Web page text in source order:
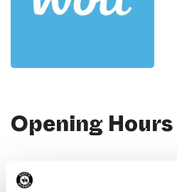
Opening Hours